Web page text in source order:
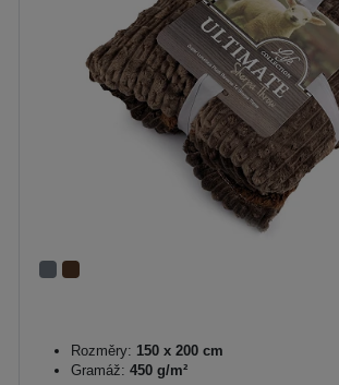
Rozměry: 150 x 200 cm
Gramáž: 450 g/m²